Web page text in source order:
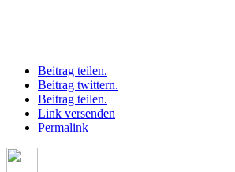
Beitrag teilen.
Beitrag twittern.
Beitrag teilen.
Link versenden
Permalink